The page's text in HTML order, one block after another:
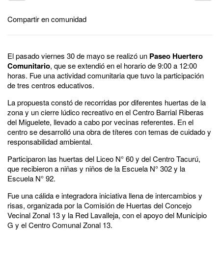
Compartir en comunidad
El pasado viernes 30 de mayo se realizó un Paseo Huertero
Comunitario, que se extendió en el horario de 9:00 a 12:00
horas. Fue una actividad comunitaria que tuvo la participación
de tres centros educativos.
La propuesta constó de recorridas por diferentes huertas de la
zona y un cierre lúdico recreativo en el Centro Barrial Riberas
del Miguelete, llevado a cabo por vecinas referentes. En el
centro se desarrolló una obra de títeres con temas de cuidado y
responsabilidad ambiental.
Participaron las huertas del Liceo N° 60 y del Centro Tacurú,
que recibieron a niñas y niños de la Escuela N° 302 y la
Escuela N° 92.
Fue una cálida e integradora iniciativa llena de intercambios y
risas, organizada por la Comisión de Huertas del Concejo
Vecinal Zonal 13 y la Red Lavalleja, con el apoyo del Municipio
G y el Centro Comunal Zonal 13.